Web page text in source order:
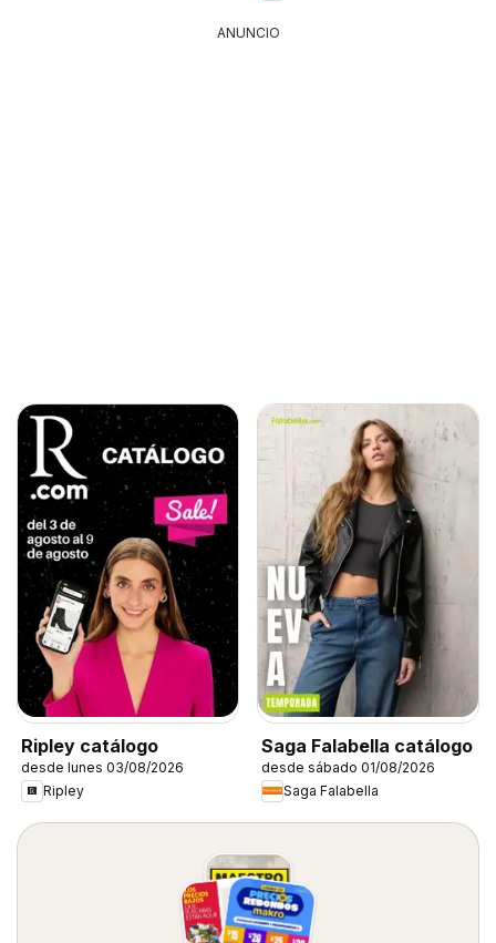
ANUNCIO
Ripley catálogo
desde lunes 03/08/2026
Ripley
Saga Falabella catálogo
desde sábado 01/08/2026
Saga Falabella